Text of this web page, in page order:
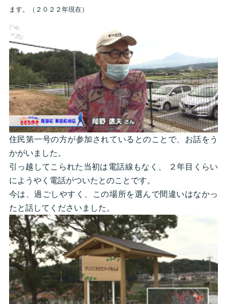
ます。（２０２２年現在）
住民第一号の方が参加されているとのことで、お話をう
かがいました。
引っ越してこられた当初は電話線もなく、 ２年目くらい
にようやく電話がついたとのことです。
今は、過ごしやすく、この場所を選んで間違いはなかっ
たと話してくださいました。